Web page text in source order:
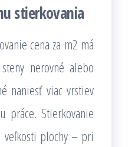
stierkovania
cena za m2 má
nerovné alebo
naniesť viac vrstiev
práce. Stierkovanie
veľkosti plochy – pri